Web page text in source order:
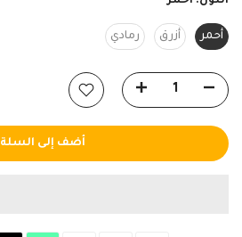
أحمر أزرق رمادي
أضف إلى السلة